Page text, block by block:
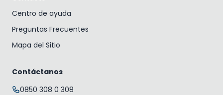
Centro de ayuda
Preguntas Frecuentes
Mapa del Sitio
Contáctanos
0850 308 0 308